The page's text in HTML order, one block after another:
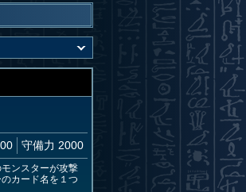
守備力 2000
ンスターが攻撃
カード名を１つ